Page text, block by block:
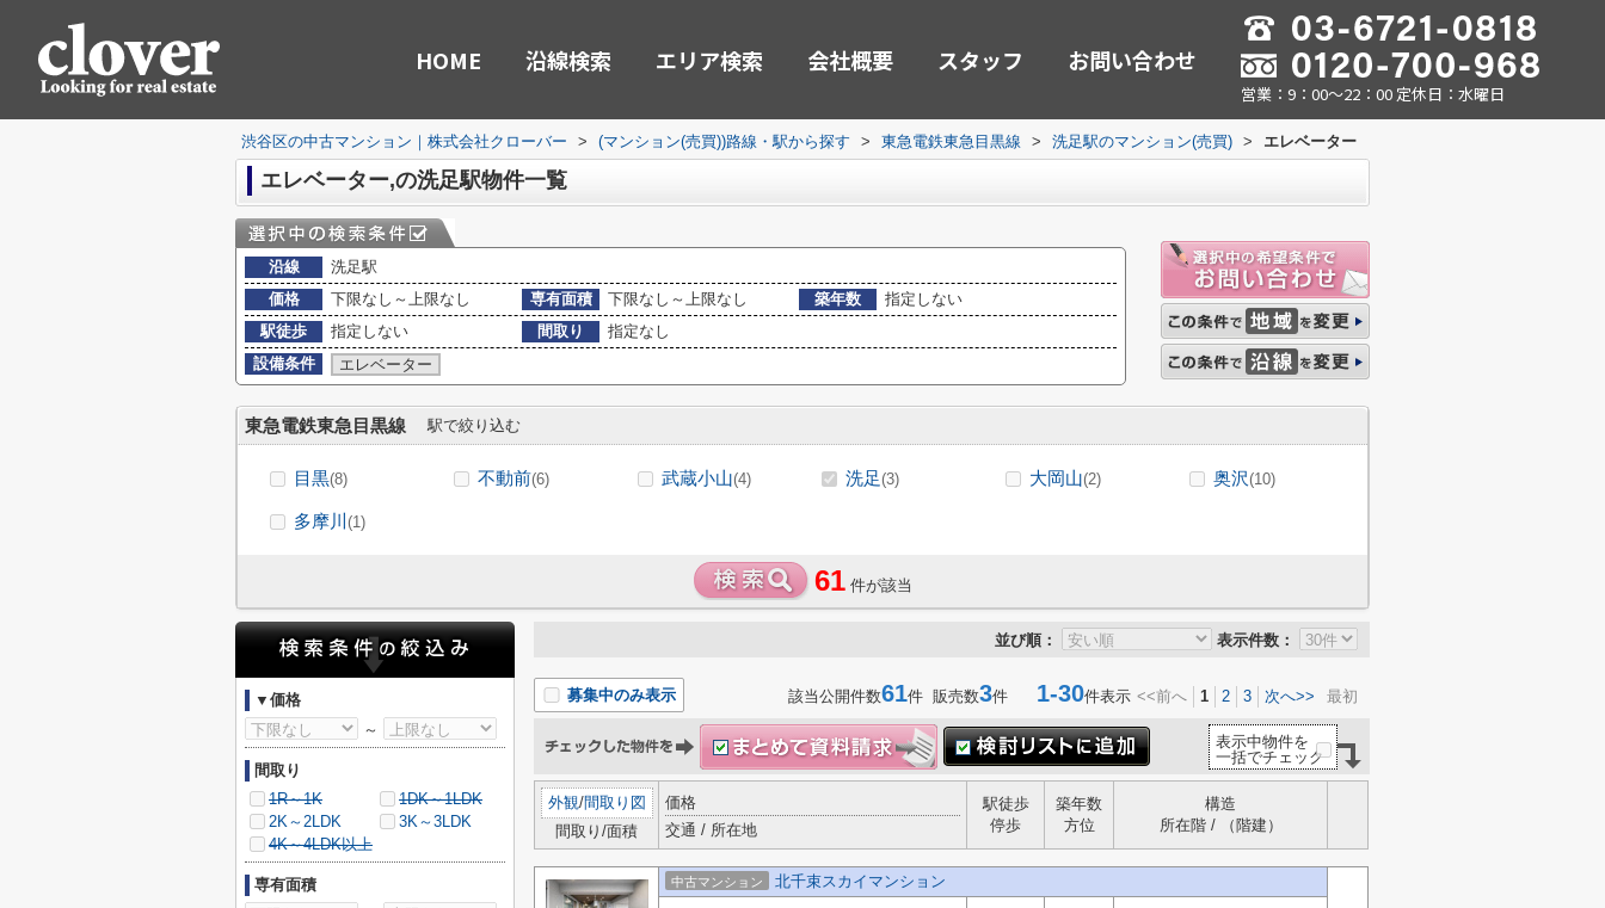
HOME 沿線検索 エリア検索 会社概要 スタッフ お問い合わせ
営業：9：00～22：00 定休日：水曜日
渋谷区の中古マンション｜株式会社クローバー > (マンション(売買))路線・駅から探す > 東急電鉄東急目黒線 > 洗足駅のマンション(売買) > エレベーター
エレベーター,の洗足駅物件一覧
沿線
洗足駅
価格
下限なし～上限なし 専有面積 下限なし～上限なし 築年数
指定しない
駅徒歩
指定しない 間取り
指定なし
設備条件
エレベーター
東急電鉄東急目黒線 駅で絞り込む
目黒(8) 不動前(6) 武蔵小山(4) 洗足(3) 大岡山(2) 奥沢(10)
多摩川 (1)
61 件が該当
並び順： 表示件数：
募集中のみ表示 該当公開件数61件 販売数3件 1-30件表示 <<前へ 1 2 3 次へ>> 最初
表示中物件を
一括でチェック
外観/間取り図
間取り/面積
価格
交通 / 所在地
駅徒歩
停歩
築年数
方位
構造
所在階 / （階建）
中古マンション 北千束スカイマンション
▼価格
～
間取り
1R～1K
1DK～1LDK
2K～2LDK
3K～3LDK
4K～4LDK以上
専有面積